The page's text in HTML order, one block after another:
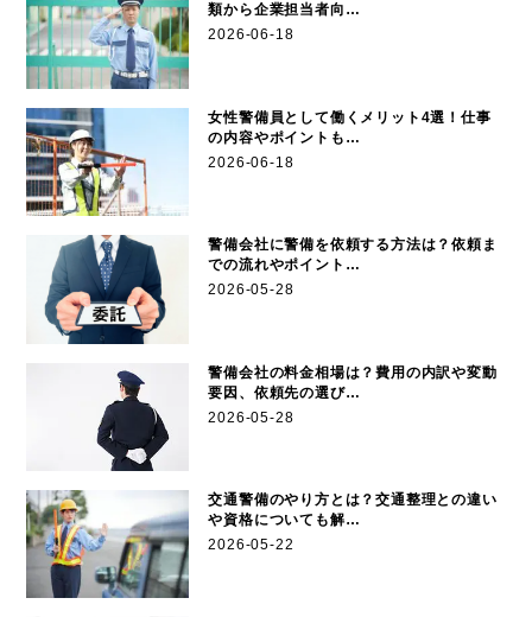
類から企業担当者向…
2026-06-18
女性警備員として働くメリット4選！仕事
の内容やポイントも…
2026-06-18
警備会社に警備を依頼する方法は？依頼ま
での流れやポイント…
2026-05-28
警備会社の料金相場は？費用の内訳や変動
要因、依頼先の選び…
2026-05-28
交通警備のやり方とは？交通整理との違い
や資格についても解…
2026-05-22